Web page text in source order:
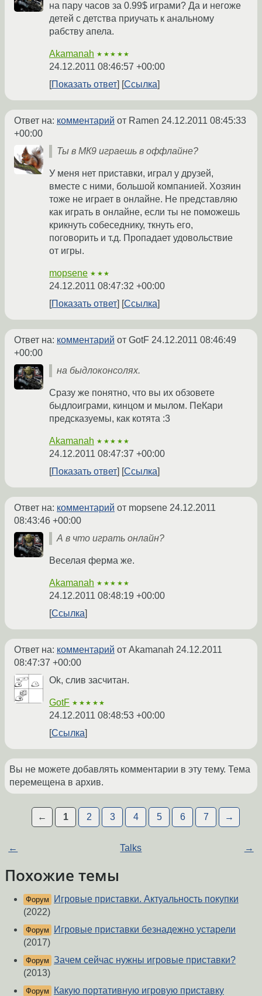
на пару часов за 0.99$ играми? Да и негоже
детей с детства приучать к анальному
рабству апела.
Akamanah ★★★★★
24.12.2011 08:46:57 +00:00
Показать ответ
Ссылка
Ответ на: комментарий от Ramen 24.12.2011 08:45:33
+00:00
Ты в МК9 играешь в оффлайне?
У меня нет приставки, играл у друзей,
вместе с ними, большой компанией. Хозяин
тоже не играет в онлайне. Не представляю
как играть в онлайне, если ты не поможешь
крикнуть собеседнику, ткнуть его,
поговорить и т.д. Пропадает удовольствие
от игры.
mopsene ★★★
24.12.2011 08:47:32 +00:00
Показать ответ
Ссылка
Ответ на: комментарий от GotF 24.12.2011 08:46:49
+00:00
на быдлоконсолях.
Сразу же понятно, что вы их обзовете
быдлоиграми, кинцом и мылом. ПеКари
предсказуемы, как котята :3
Akamanah ★★★★★
24.12.2011 08:47:37 +00:00
Показать ответ
Ссылка
Ответ на: комментарий от mopsene 24.12.2011
08:43:46 +00:00
А в что играть онлайн?
Веселая ферма же.
Akamanah ★★★★★
24.12.2011 08:48:19 +00:00
Ссылка
Ответ на: комментарий от Akamanah 24.12.2011
08:47:37 +00:00
Оk, слив засчитан.
GotF ★★★★★
24.12.2011 08:48:53 +00:00
Ссылка
Вы не можете добавлять комментарии в эту тему. Тема
перемещена в архив.
← 1 2 3 4 5 6 7 →
← Talks →
Похожие темы
Форум
Игровые приставки. Актуальность покупки
(2022)
Форум
Игровые приставки безнадежно устарели
(2017)
Форум Зачем сейчас нужны игровые приставки?
(2013)
Форум Какую портативную игровую приставку